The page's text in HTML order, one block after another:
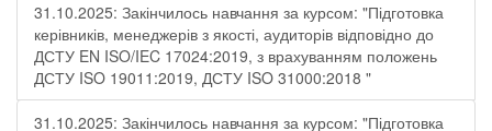
31.10.2025: Закінчилось навчання за курсом: "Підготовка
керівників, менеджерів з якості, аудиторів відповідно до
ДСТУ EN ISO/IEC 17024:2019, з врахуванням положень
ДСТУ ISO 19011:2019, ДСТУ ISO 31000:2018 "
31.10.2025: Закінчилось навчання за курсом: "Підготовка